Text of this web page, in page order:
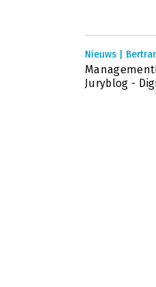
Nieuws |
Juryblog -